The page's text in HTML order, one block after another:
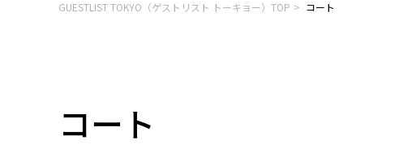
GUESTLIST TOKYO（ゲストリスト トーキョー）TOP コート
コート